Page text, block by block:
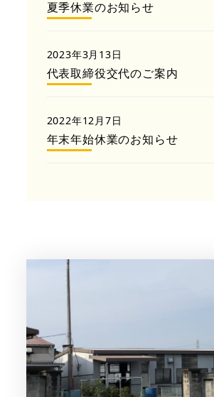
夏季休業のお知らせ
代表取締役交代のご案内
2023年3月13日
年末年始休業のお知らせ
2022年12月7日